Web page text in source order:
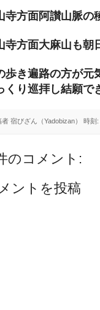
寺方面阿讃山脈の
寺方面大麻山も朝
歩き遍路の方が元
くり巡拝し結願で
者 宿びざん（Yadobizan） 時刻:
のコメント:
ントを投稿